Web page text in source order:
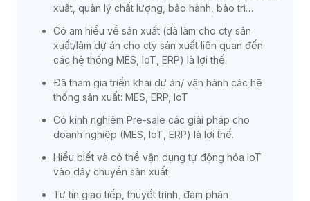
xuất, quản lý chất lượng, bảo hành, bảo trì…
Có am hiểu về sản xuất (đã làm cho cty sản
xuất/làm dự án cho cty sản xuất liên quan đến
các hệ thống MES, IoT, ERP) là lợi thế.
Đã tham gia triển khai dự án/ vận hành các hệ
thống sản xuất: MES, ERP, IoT
Có kinh nghiệm Pre-sale các giải pháp cho
doanh nghiệp (MES, IoT, ERP) là lợi thế.
Hiểu biết và có thể vận dụng tự động hóa IoT
vào dây chuyền sản xuất
Tự tin giao tiếp, thuyết trình, đàm phán